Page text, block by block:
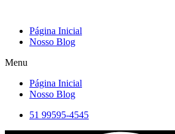
contentPágina Inicial
Nosso Blog
Menu
Página Inicial
Nosso Blog
51 99595-4545